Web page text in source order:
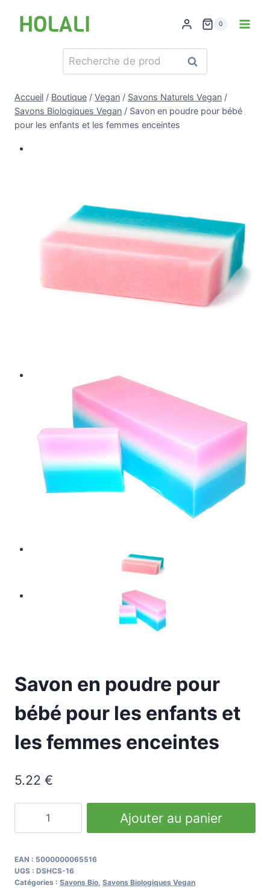
0
Recherche
pour :
Recherche
Accueil / Boutique / Vegan / Savons Naturels Vegan /
Savons Biologiques Vegan / Savon en poudre pour bébé
pour les enfants et les femmes enceintes
Savon en poudre pour
bébé pour les enfants et
les femmes enceintes
5.22 €
Powder
Soap
Ajouter au panier
EAN : 5000000065516
UGS : DSHCS-16
Catégories : Savons Bio, Savons Biologiques Vegan